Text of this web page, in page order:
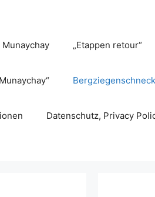
„Etappen retour“
Datenschutz, Privacy